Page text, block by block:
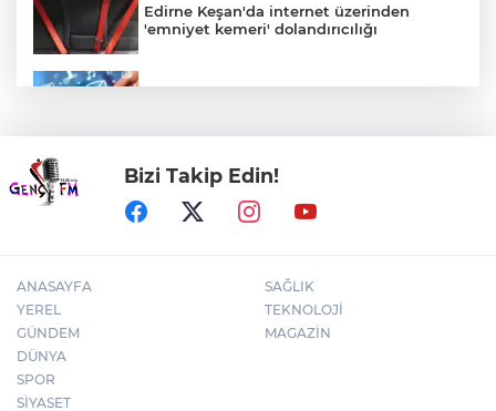
Edirne Keşan'da internet üzerinden
'emniyet kemeri' dolandırıcılığı
Antalya Muratpaşa'da çocukların
gelişimine cimnastik desteği
Bizi Takip Edin!
ANASAYFA
YEREL
GÜNDEM
DÜNYA
SPOR
SİYASET
SAĞLIK
TEKNOLOJİ
MAGAZİN